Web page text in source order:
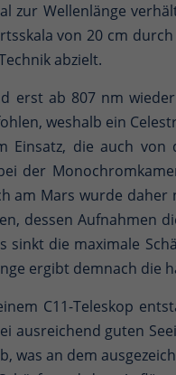
zur Wellenlänge
von 20 cm durch
abzielt.
erst ab 807 nm
weshalb ein
die auch von
der
am Mars wurde
dessen Aufnahmen
sinkt die maximale
ergibt demnach die
C11-Teleskop
ausreichend guten
was an dem